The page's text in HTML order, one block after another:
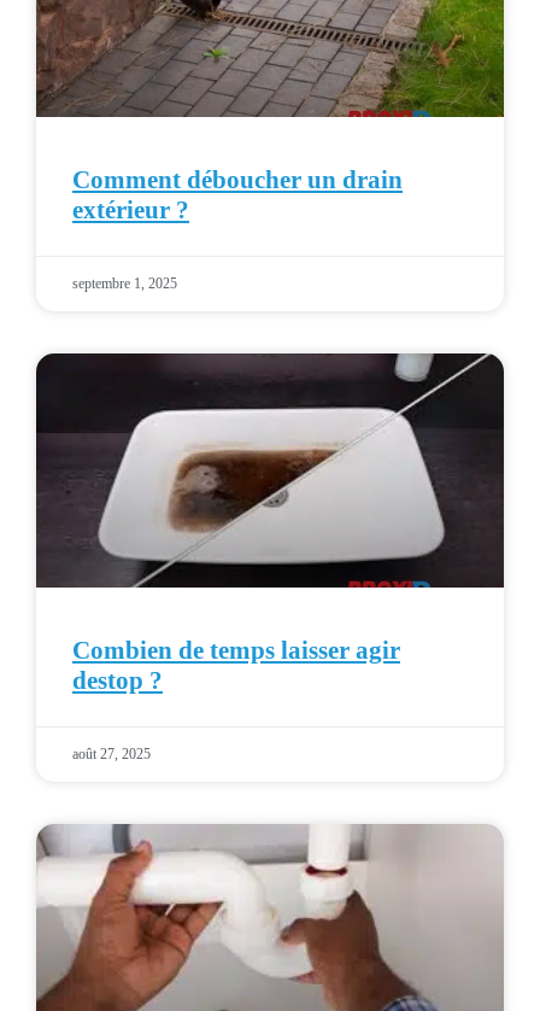
Comment déboucher un drain
extérieur ?
septembre 1, 2025
Combien de temps laisser agir
destop ?
août 27, 2025